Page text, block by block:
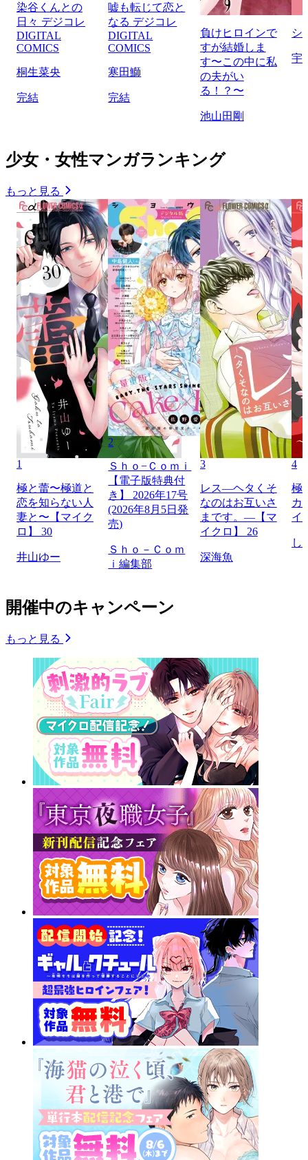
染谷くんとの
日々 デジコレ
DIGITAL
COMICS
桐生菜央
完結
嘘も転じて恋と
なる デジコレ
DIGITAL
COMICS
寒田鰤
完結
負けヒロインで
すが結婚しま
す〜この中に私
の夫がい
る！？〜
池山田剛
シ
宇
少女・女性マンガランキング
もっと見る
1
極と蕾〜極道と
恋を知らない人
妻と〜【マイク
ロ】 30
井山ゆー
2
Ｓｈｏ−Ｃｏｍｉ
【電子版特典付
き】 2026年17号
(2026年8月5日発
売)
Ｓｈｏ－Ｃｏｍ
ｉ編集部
3
レス―ヘタくそ
なのはお互いさ
まです。―【マ
イクロ】 26
深海魚
4
極
カ
イ
し
開催中のキャンペーン
もっと見る